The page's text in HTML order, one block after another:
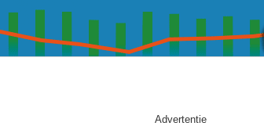
Advertentie